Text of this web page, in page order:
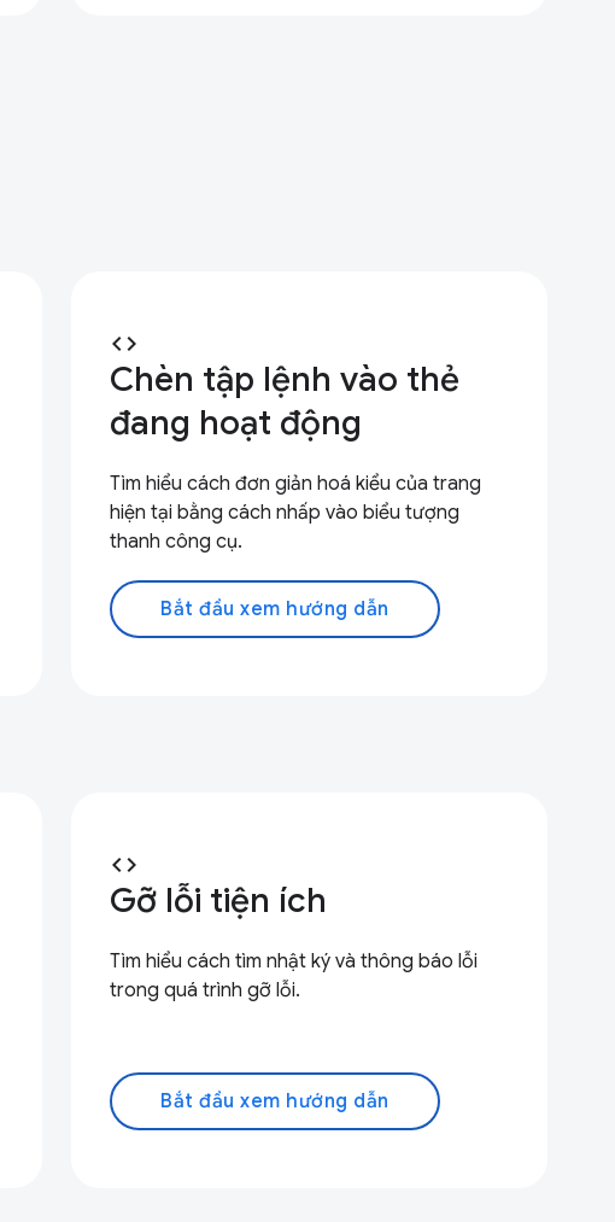
code
Chèn tập lệnh vào thẻ
đang hoạt động
Tìm hiểu cách đơn giản hoá kiểu của trang
hiện tại bằng cách nhấp vào biểu tượng
thanh công cụ.
Bắt đầu xem hướng dẫn
code
Gỡ lỗi tiện ích
Tìm hiểu cách tìm nhật ký và thông báo lỗi
trong quá trình gỡ lỗi.
Bắt đầu xem hướng dẫn